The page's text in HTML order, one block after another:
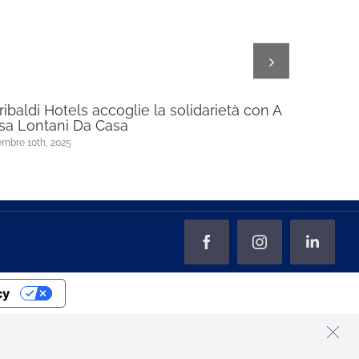
Hotels accoglie la solidarietà con A
Lontani Da Casa
10th, 2025
FacebookInstagram